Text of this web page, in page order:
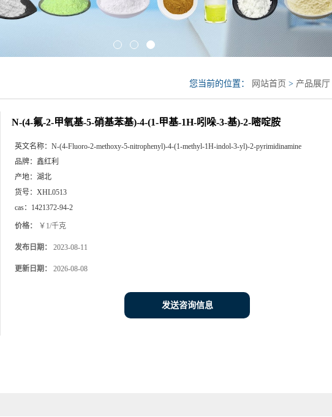
您当前的位置： 网站首页 > 产品展厅
N-(4-氟-2-甲氧基-5-硝基苯基)-4-(1-甲基-1H-吲哚-3-基)-2-嘧啶胺
英文名称： N-(4-Fluoro-2-methoxy-5-nitrophenyl)-4-(1-methyl-1H-indol-3-yl)-2-pyrimidinamine
品牌： 鑫红利
产地： 湖北
货号： XHL0513
cas： 1421372-94-2
价格： ￥1/千克
发布日期： 2023-08-11
更新日期： 2026-08-08
发送咨询信息